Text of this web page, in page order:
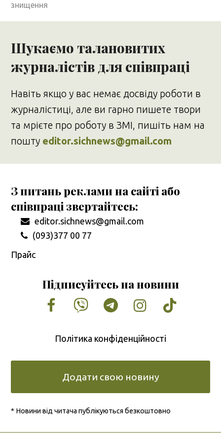
знищення
Шукаємо талановитих
журналістів для співпраці
Навіть якщо у вас немає досвіду роботи в
журналістиці, але ви гарно пишете твори
та мрієте про роботу в ЗМІ, пишіть нам на
пошту editor.sichnews@gmail.com
З питань реклами на сайті або
співпраці звертайтесь:
editor.sichnews@gmail.com
(093)377 00 77
Прайс
Підписуйтесь на новини
Facebook
VimeoTumblrInstagram
Tiktok
Політика конфіденційності
Додати свою новину
* Новини від читача публікуються безкоштовно